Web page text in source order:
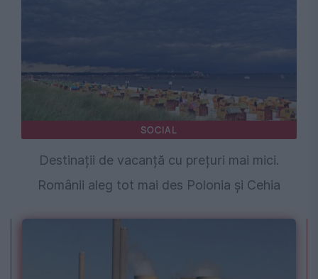
SOCIAL
Destinații de vacanță cu prețuri mai mici.
Românii aleg tot mai des Polonia și Cehia